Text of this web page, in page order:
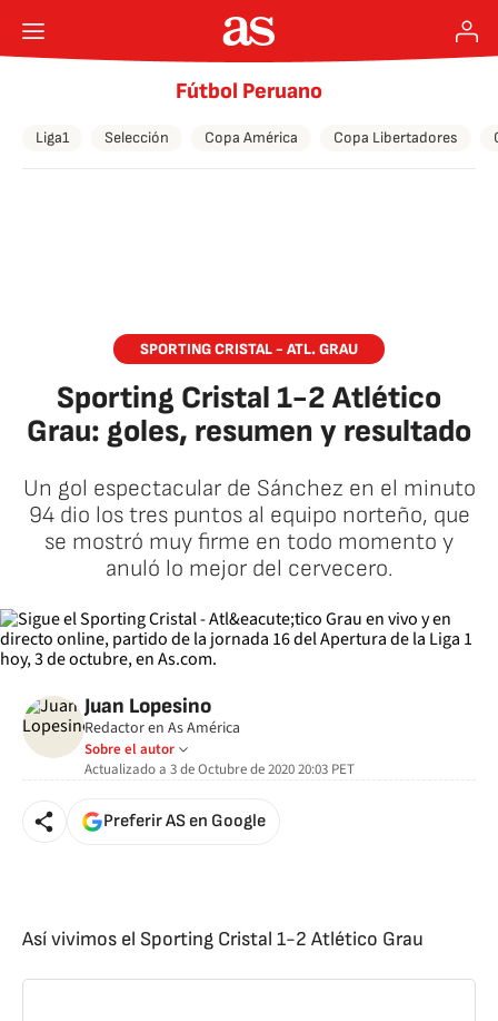
Fútbol Peruano
Liga1 Selección Copa América Copa Libertadores
SPORTING CRISTAL - ATL. GRAU
Sporting Cristal 1-2 Atlético
Grau: goles, resumen y resultado
Un gol espectacular de Sánchez en el minuto
94 dio los tres puntos al equipo norteño, que
se mostró muy firme en todo momento y
anuló lo mejor del cervecero.
Juan Lopesino
Redactor en As América
Sobre el autor
Actualizado a 3 de Octubre de 2020 20:03 PET
Preferir AS en Google
Así vivimos el Sporting Cristal 1-2 Atlético Grau